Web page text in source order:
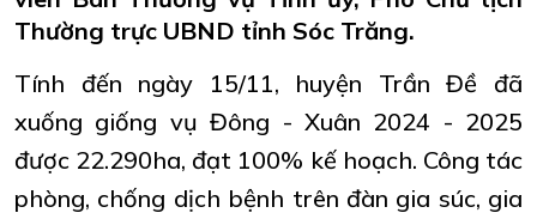
Thường trực UBND tỉnh Sóc Trăng.
Tính đến ngày 15/11, huyện Trần Đề đã
xuống giống vụ Đông - Xuân 2024 - 2025
được 22.290ha, đạt 100% kế hoạch. Công tác
phòng, chống dịch bệnh trên đàn gia súc, gia